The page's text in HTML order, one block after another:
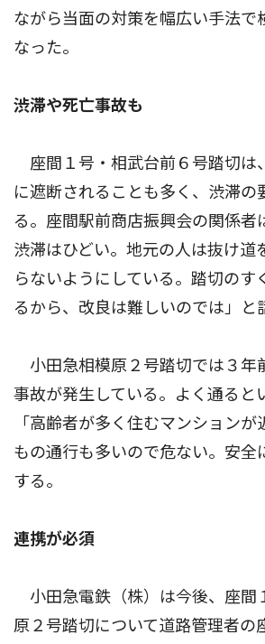
ながら当面の対策を幅広い手法で
なった。
渋滞や死亡事故も
座間１号・相武台前６号踏切は
に遮断されることも多く、渋滞の
る。座間駅前商店振興会の関係者
渋滞はひどい。地元の人は抜け道
らないようにしている。踏切のす
るから、改良は難しいのでは」と
小田急相模原２号踏切では３年
事故が発生している。よく通ると
「高齢者が多く住むマンション
もの通行も多いので危ない。安全
する。
連携が必須
小田急電鉄（株）は今後、座間
原２号踏切について道路管理者の